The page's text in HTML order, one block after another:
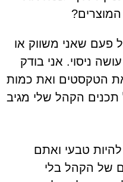
פעם שאני משווק או
ניסוי. אני בודק
הטקסטים ואת כמות
תכנים הקהל שלי מגיב
טבעי ואתם
של הקהל בלי